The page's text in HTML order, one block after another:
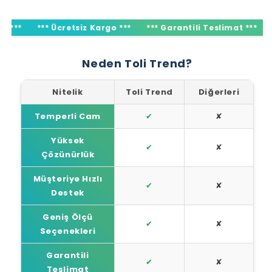
*** Ücretsiz Kargo *** *** Garantili Teslimat *** ***
Neden Toli Trend?
Nitelik Toli Trend Diğerleri
Temperli Cam ✔ ✘
Yüksek
Çözünürlük
✔ ✘
Müşteriye Hızlı
Destek
✔ ✘
Geniş Ölçü
Seçenekleri
✔ ✘
Garantili
Teslimat
✔ ✘